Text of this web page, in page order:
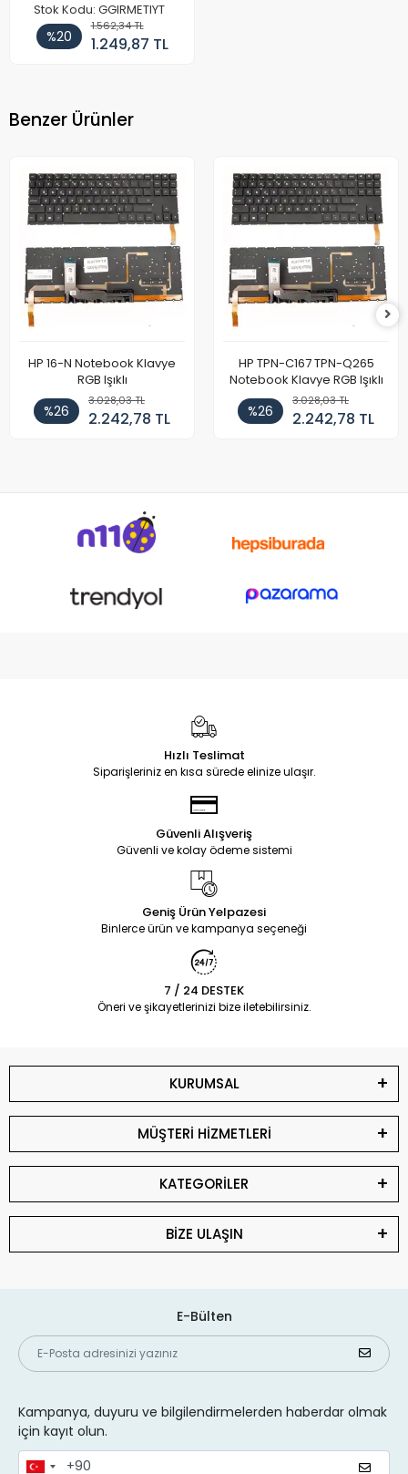
Stok Kodu: GGIRMETIYT
%20
1.562,34 TL
1.249,87 TL
Benzer Ürünler
HP 16-N Notebook Klavye
RGB Işıklı
%26
3.028,03 TL
2.242,78 TL
HP TPN-C167 TPN-Q265
Notebook Klavye RGB Işıklı
%26
3.028,03 TL
2.242,78 TL
Hızlı Teslimat
Siparişleriniz en kısa sürede elinize ulaşır.
Güvenli Alışveriş
Güvenli ve kolay ödeme sistemi
Geniş Ürün Yelpazesi
Binlerce ürün ve kampanya seçeneği
7 / 24 DESTEK
Öneri ve şikayetlerinizi bize iletebilirsiniz.
KURUMSAL
MÜŞTERİ HİZMETLERİ
KATEGORİLER
BİZE ULAŞIN
E-Bülten
Kampanya, duyuru ve bilgilendirmelerden haberdar olmak
için kayıt olun.